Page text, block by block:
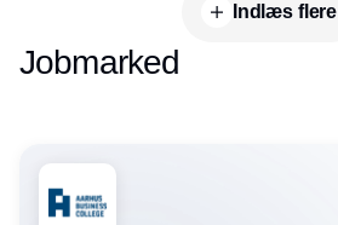
Indlæs flere
Jobmarked